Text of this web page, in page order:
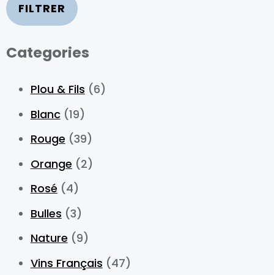
FILTRER
Categories
Plou & Fils (6)
Blanc (19)
Rouge (39)
Orange (2)
Rosé (4)
Bulles (3)
Nature (9)
Vins Français (47)